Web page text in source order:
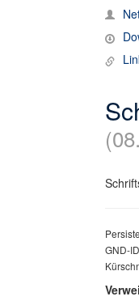
GND-